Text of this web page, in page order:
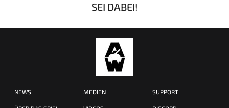
SEI DABEI!
NEWS MEDIEN SUPPORT